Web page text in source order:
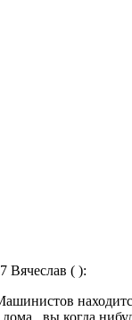
Вячеслав ( ):
, вы когда